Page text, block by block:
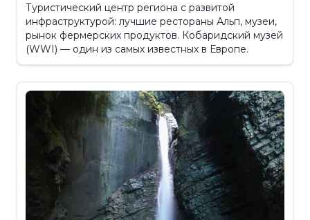
Туристический центр региона с развитой
инфраструктурой: лучшие рестораны Альп, музеи,
рынок фермерских продуктов. Кобаридский музей
(WWI) — один из самых известных в Европе.